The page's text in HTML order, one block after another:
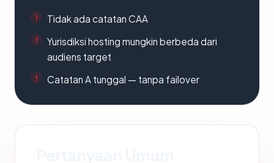
Tidak ada catatan CAA
Yurisdiksi hosting mungkin berbeda dari
audiens target
Catatan A tunggal — tanpa failover